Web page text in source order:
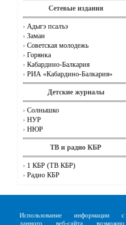
Сетевые издания
Адыгэ псалъэ
Заман
Советская молодежь
Горянка
Кабардино-Балкария
РИА «Кабардино-Балкария»
Детские журналы
Солнышко
НУР
НЮР
ТВ и радио КБР
1 КБР (ТВ КБР)
Радио КБР
Использование информации с
данного веб-сайта возможно